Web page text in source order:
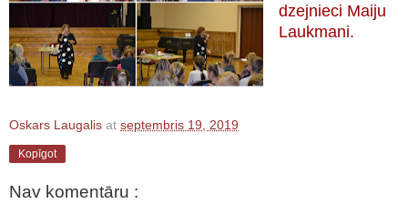
dzejnieci Maiju
Laukmani.
Oskars Laugalis at septembris 19, 2019
Kopīgot
Nav komentāru :